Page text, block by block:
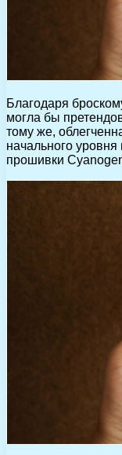
Благодаря
могла бы
тому же,
начального
прошивки